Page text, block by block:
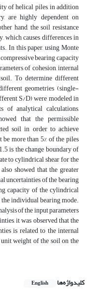
of helical piles, in addition
are highly dependent on
hand, the soil resistance
which causes differences in
In this paper, using Monte
bearing capacity
of cohesion, internal
To determine different
geometries (single-
S/D) were modeled in
of analytical calculations,
that the permissible
soil in order to achieve
more than 5% of the piles
is the change boundary of
to cylindrical shear for the
showed that the greater
uncertainties of the bearing
capacity of the cylindrical
individual bearing mode.
of the input parameters
it was observed that the
is related to the internal
weight of the soil on the
کلیدواژه‌ها English